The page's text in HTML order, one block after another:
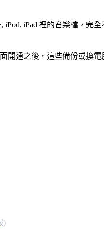
iPod, iPad 裡的音樂檔，完
開通之後，這些備份或換
)